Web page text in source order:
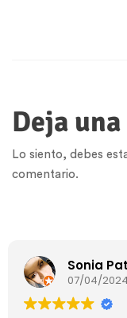
Deja
Lo siento, debes
comentario.
Sonia
07/04/2024